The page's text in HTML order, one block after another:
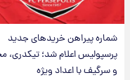
شماره پیراهن خریدهای جدید
پرسپولیس اعلام شد؛ تیکدری،
و سرگیف با اعداد ویژه